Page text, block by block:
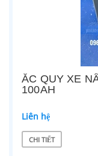
ẮC QUY XE
100AH
Liên hệ
CHI TIẾT